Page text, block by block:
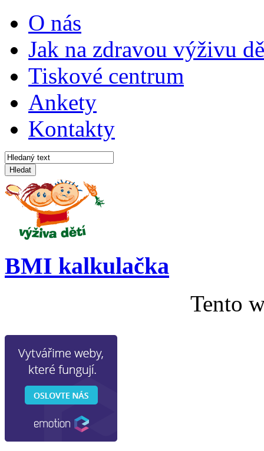
O nás
Jak na zdravou výživu
Tiskové centrum
Ankety
Kontakty
Hledat
BMI kalkulačka
Tento